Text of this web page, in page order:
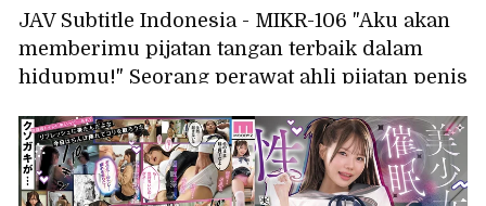
JAV Subtitle Indonesia - MIKR-106 "Aku akan
memberimu pijatan tangan terbaik dalam
hidupmu!" Seorang perawat ahli pijatan penis
melihat penis ereksi, dengan lembut, intens,
menjilat, menghisap, menjilat puting, dan
membuat kepala penis meledak! Klinik